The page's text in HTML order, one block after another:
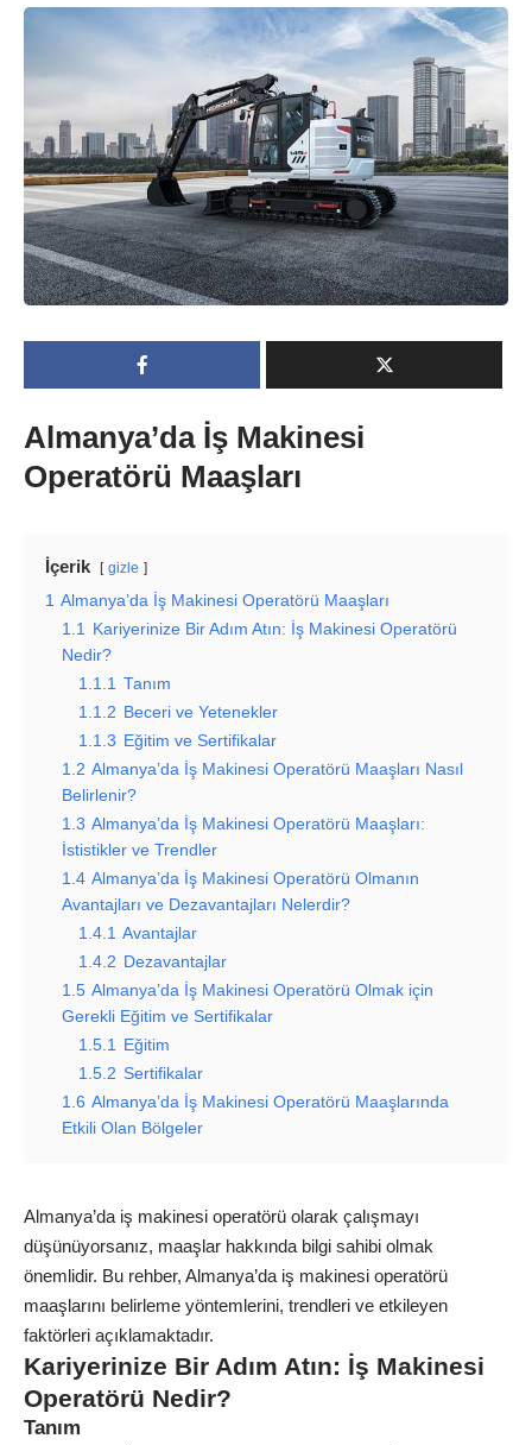
Almanya’da İş Makinesi
Operatörü Maaşları
İçerik gizle
1 Almanya’da İş Makinesi Operatörü Maaşları
1.1 Kariyerinize Bir Adım Atın: İş Makinesi Operatörü
Nedir?
1.1.1 Tanım
1.1.2 Beceri ve Yetenekler
1.1.3 Eğitim ve Sertifikalar
1.2 Almanya’da İş Makinesi Operatörü Maaşları Nasıl
Belirlenir?
1.3 Almanya’da İş Makinesi Operatörü Maaşları:
İstistikler ve Trendler
1.4 Almanya’da İş Makinesi Operatörü Olmanın
Avantajları ve Dezavantajları Nelerdir?
1.4.1 Avantajlar
1.4.2 Dezavantajlar
1.5 Almanya’da İş Makinesi Operatörü Olmak için
Gerekli Eğitim ve Sertifikalar
1.5.1 Eğitim
1.5.2 Sertifikalar
1.6 Almanya’da İş Makinesi Operatörü Maaşlarında
Etkili Olan Bölgeler
Almanya’da iş makinesi operatörü olarak çalışmayı
düşünüyorsanız, maaşlar hakkında bilgi sahibi olmak
önemlidir. Bu rehber, Almanya’da iş makinesi operatörü
maaşlarını belirleme yöntemlerini, trendleri ve etkileyen
faktörleri açıklamaktadır.
Kariyerinize Bir Adım Atın: İş Makinesi
Operatörü Nedir?
Tanım